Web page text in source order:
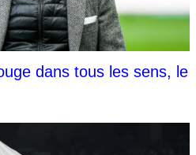
dans tous les sens, le